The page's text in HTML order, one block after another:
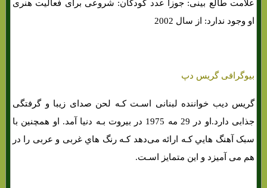
علامت طالع بینی: جوزا عدد کودکان: شروعی برای فعالیت هنری
او وجود ندارد: از سال 2002
بیوگرافی گریس دپ
گریس دیب خواننده لبنانی اسـت کـه لحن صدای زیبا و گرفتگی
جذابی دارد.او در 29 مه 1975 در بیروت بـه دنیا آمد. او همچنین با
سبک آهنگ هایي کـه ارائه می‌دهد کـه رنگ هاي‌ غربی و عربی را در
هم می آمیزد و این متمایز اسـت.